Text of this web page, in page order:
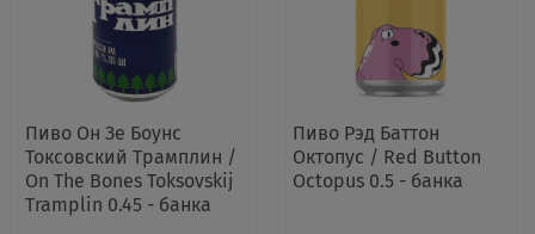
Пиво Он Зе Боунс
Токсовский Трамплин /
On The Bones Toksovskij
Tramplin 0.45 - банка
Пиво Рэд Баттон
Октопус / Red Button
Octopus 0.5 - банка